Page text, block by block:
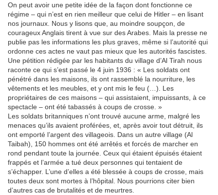
On peut avoir une petite idée de la façon dont fonctionne ce
régime – qui n’est en rien meilleur que celui de Hitler – en lisant
nos journaux. Nous y lisons que, au moindre soupçon, de
courageux Anglais tirent à vue sur des Arabes. Mais la presse ne
publie pas les informations les plus graves, même si l’autorité qui
ordonne ces actes ne vaut pas mieux que les autorités fascistes.
Une pétition rédigée par les habitants du village d’Al Tirah nous
raconte ce qui s’est passé le 4 juin 1936 : « Les soldats ont
pénétré dans les maisons, ils ont rassemblé la nourriture, les
vêtements et les meubles, et y ont mis le feu (…). Les
propriétaires de ces maisons – qui assistaient, impuissants, à ce
spectacle – ont été tabassés à coups de crosse. »
Les soldats britanniques n’ont trouvé aucune arme, malgré les
menaces qu’ils avaient proférées, et, après avoir tout détruit, ils
ont emporté l’argent des villageois. Dans un autre village (Al
Taibah), 150 hommes ont été arrêtés et forcés de marcher en
rond pendant toute la journée. Ceux qui étaient épuisés étaient
frappés et l’armée a tué deux personnes qui tentaient de
s’échapper. L’une d’elles a été blessée à coups de crosse, mais
toutes deux sont mortes à l’hôpital. Nous pourrions citer bien
d’autres cas de brutalités et de meurtres.